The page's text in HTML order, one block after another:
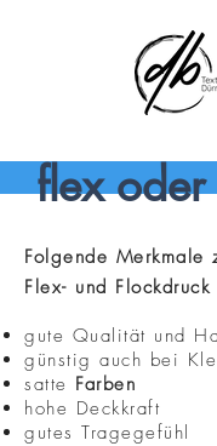
flex
Folgende Merkmale
Flex- und Flockdruck
gute Qualität und
günstig auch bei
satte Farben
hohe Deckkraft
gutes Tragegefühl